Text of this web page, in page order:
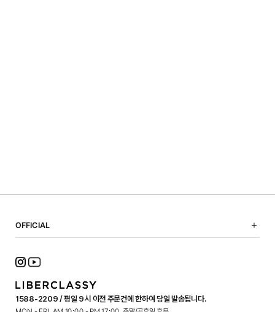
OFFICIAL
SHOPPING GUIDE
TERMS OF USE
PRIVACY POLICY
1588-2209 / 평일 9시 이전 주문건에 한하여 당일 발송됩니다.